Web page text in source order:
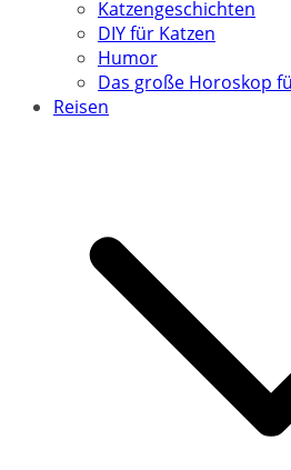
Katzengeschichten
DIY für Katzen
Humor
Das große Horoskop
Reisen